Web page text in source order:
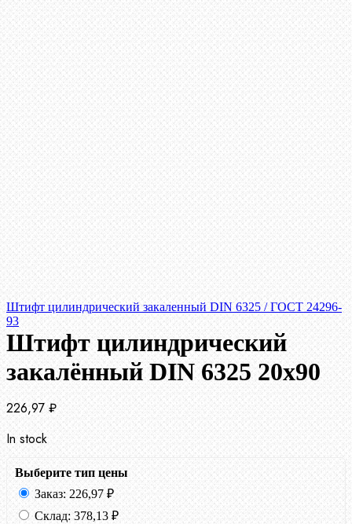
Штифт цилиндрический закаленный DIN 6325 / ГОСТ 24296-
93
Штифт цилиндрический
закалённый DIN 6325 20х90
226,97 ₽
In stock
Выберите тип цены
Заказ: 226,97 ₽
Склад: 378,13 ₽